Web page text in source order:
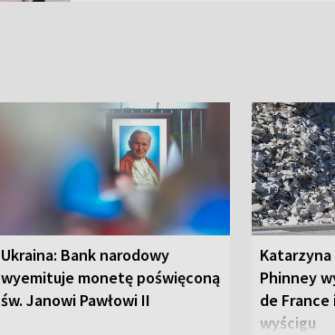
Ukraina: Bank narodowy
wyemituje monetę poświęconą
św. Janowi Pawłowi II
Phinney
de
wyścigu